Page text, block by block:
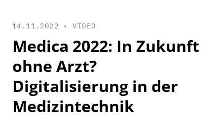
14.11.2022 •VIDEO
Medica 2022: In Zukunft
ohne Arzt?
Digitalisierung in der
Medizintechnik